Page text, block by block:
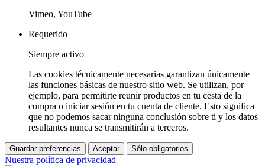
Vimeo, YouTube
Requerido
Siempre activo
Las cookies técnicamente necesarias garantizan únicamente
las funciones básicas de nuestro sitio web. Se utilizan, por
ejemplo, para permitirte reunir productos en tu cesta de la
compra o iniciar sesión en tu cuenta de cliente. Esto significa
que no podemos sacar ninguna conclusión sobre ti y los datos
resultantes nunca se transmitirán a terceros.
Guardar preferencias Aceptar Sólo obligatorios
Nuestra política de privacidad